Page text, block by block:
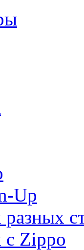
Up
Zippo